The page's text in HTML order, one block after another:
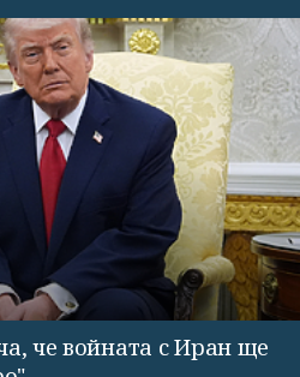
че войната с Иран ще